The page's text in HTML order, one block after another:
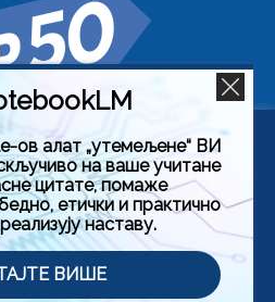
Услови коришћења (Лиценца)
веб страници да бисмо вам
нашег сајта тако што
поставке. Кликом на
на употребу СВИХ колачића.
„Подешавање колачића“
сагласност.
ов алат „утемељене“ ВИ
на ваше учитане
цитате, помаже
етички и практично
наставу.
ВИШЕ